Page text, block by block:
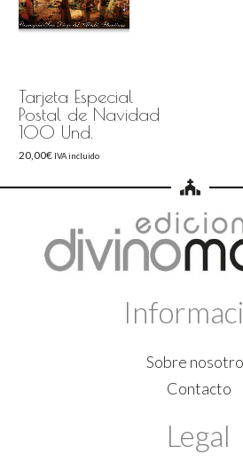
Tarjeta Especial
Postal de Navidad
100 Und.
20,00€ IVA incluido
Sobre
Contacto
Legal